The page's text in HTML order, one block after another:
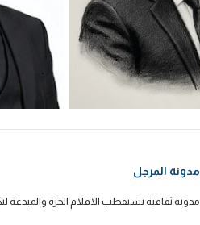
مدونة المرجل
مدونة ثقافية تستقطب الاقلام الحرة والمبدعة